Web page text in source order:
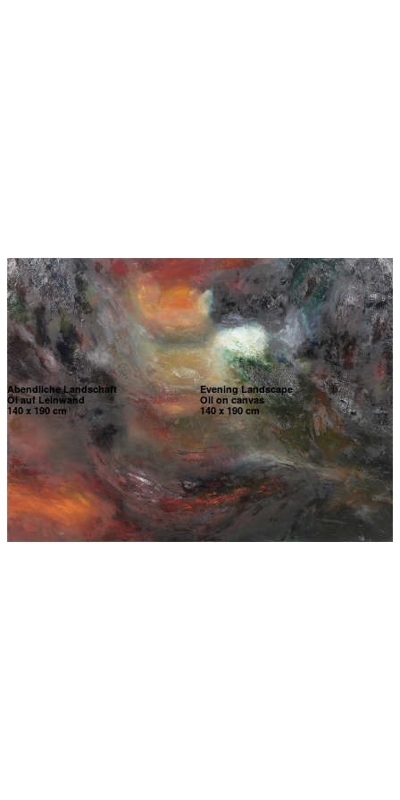
Abendliche Landschaft
Öl auf Leinwand
140 x 190 cm
Evening Landscape
Oil on canvas
140 x 190 cm